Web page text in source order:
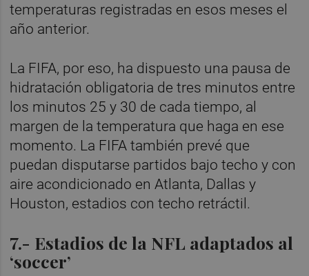
temperaturas registradas en esos meses el
año anterior.
La FIFA, por eso, ha dispuesto una pausa de
hidratación obligatoria de tres minutos entre
los minutos 25 y 30 de cada tiempo, al
margen de la temperatura que haga en ese
momento. La FIFA también prevé que
puedan disputarse partidos bajo techo y con
aire acondicionado en Atlanta, Dallas y
Houston, estadios con techo retráctil.
7.- Estadios de la NFL adaptados al
‘soccer’